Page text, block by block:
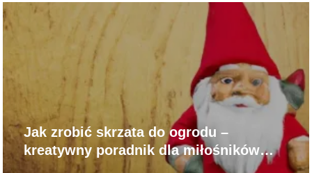
Jak zrobić skrzata do ogrodu –
kreatywny poradnik dla miłośników
DIY.